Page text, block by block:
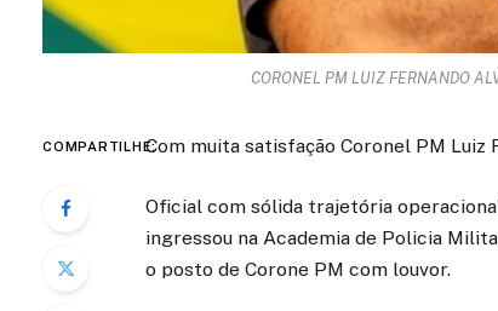
CORONEL PM LUIZ FERNANDO
COMPARTILHE:Com muita satisfação Coronel PM Luiz
Oficial com sólida trajetória
ingressou na Academia de Policia
o posto de Corone PM com louvor.